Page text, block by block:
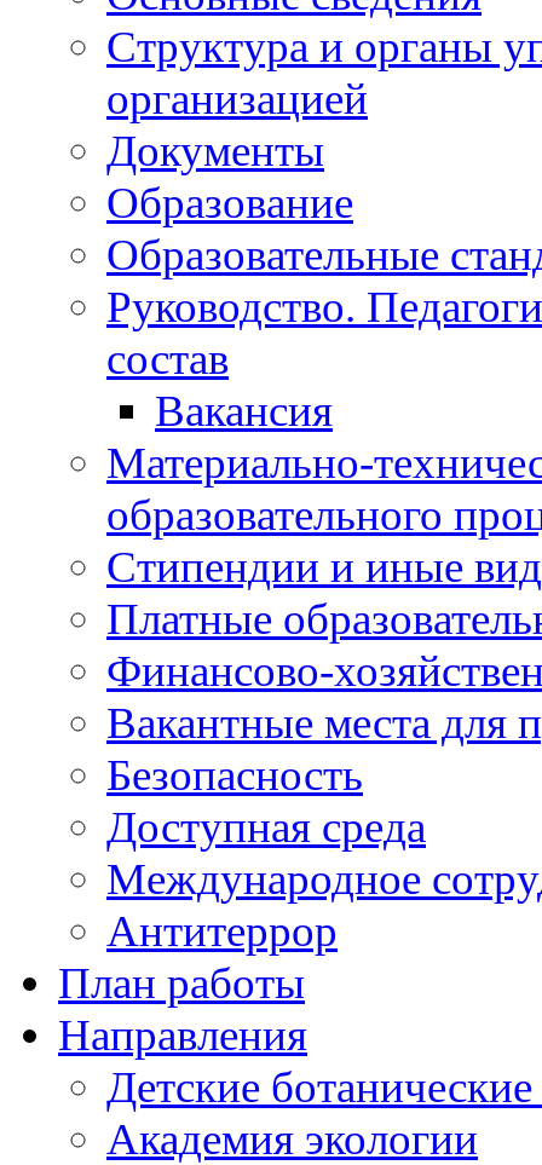
Структура и органы
организацией
Документы
Образование
Образовательные
Руководство.
состав
Вакансия
Материально-
образовательного
Стипендии и иные
Платные
Финансово-
Вакантные места для
Безопасность
Доступная среда
Международное
Антитеррор
План работы
Направления
Детские
Академия экологии